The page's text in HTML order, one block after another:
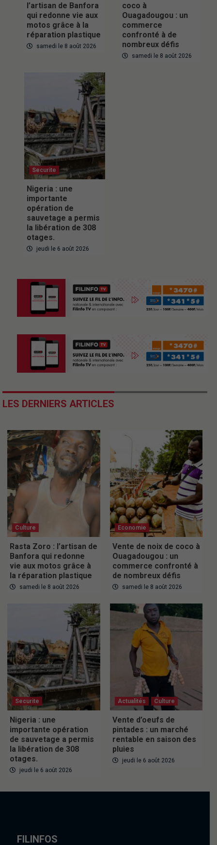
l’artisan de Banfora
qui redonne vie aux
motos grâce à la
réparation plastique
samedi le 8 août 2026
coco à
Ouagadougou : un
commerce
confronté à de
nombreux défis
samedi le 8 août 2026
Securite
Nigeria : une
importante
opération de
sauvetage a permis
la libération de 308
otages.
jeudi le 6 août 2026
LES DERNIERS ARTICLES
Culture
Rasta Zoro : l’artisan de
Banfora qui redonne
vie aux motos grâce à
la réparation plastique
samedi le 8 août 2026
Economie
Vente de noix de coco à
Ouagadougou : un
commerce confronté à
de nombreux défis
samedi le 8 août 2026
Securite
Nigeria : une
importante opération
de sauvetage a permis
la libération de 308
otages.
jeudi le 6 août 2026
Actualités Culture
Vente d’oeufs de
pintades : un marché
rentable en saison des
pluies
jeudi le 6 août 2026
FILINFOS